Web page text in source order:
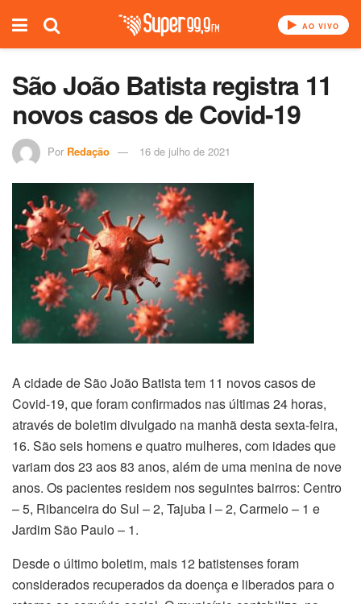
AO VIVO
São João Batista registra 11
novos casos de Covid-19
Por Redação 16 de julho de 2021
A cidade de São João Batista tem 11 novos casos de
Covid-19, que foram confirmados nas últimas 24 horas,
através de boletim divulgado na manhã desta sexta-feira,
16. São seis homens e quatro mulheres, com idades que
variam dos 23 aos 83 anos, além de uma menina de nove
anos. Os pacientes residem nos seguintes bairros: Centro
– 5, Ribanceira do Sul – 2, Tajuba I – 2, Carmelo – 1 e
Jardim São Paulo – 1.
Desde o último boletim, mais 12 batistenses foram
considerados recuperados da doença e liberados para o